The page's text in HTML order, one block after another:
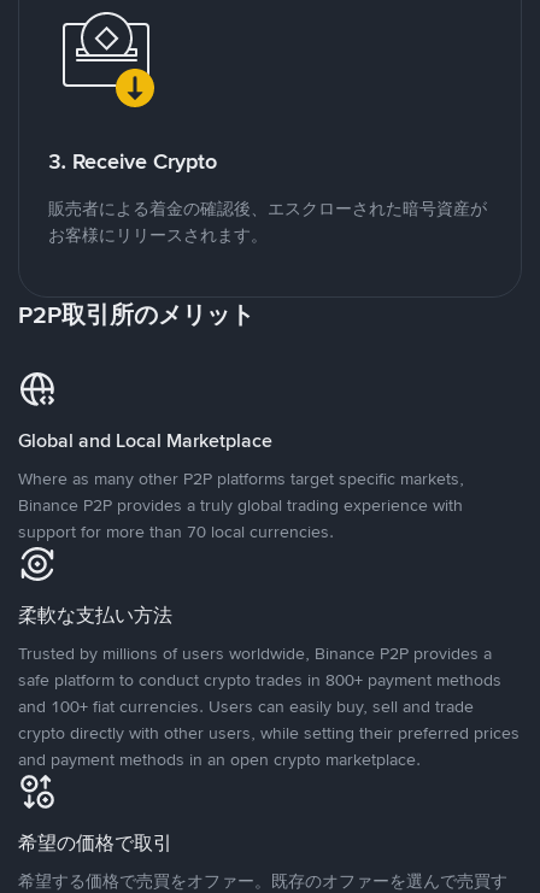
3. Receive Crypto
販売者による着金の確認後、エスクローされた暗号資産が
お客様にリリースされます。
P2P取引所のメリット
Global and Local Marketplace
Where as many other P2P platforms target specific markets,
Binance P2P provides a truly global trading experience with
support for more than 70 local currencies.
柔軟な支払い方法
Trusted by millions of users worldwide, Binance P2P provides a
safe platform to conduct crypto trades in 800+ payment methods
and 100+ fiat currencies. Users can easily buy, sell and trade
crypto directly with other users, while setting their preferred prices
and payment methods in an open crypto marketplace.
希望の価格で取引
希望する価格で売買をオファー。既存のオファーを選んで売買す